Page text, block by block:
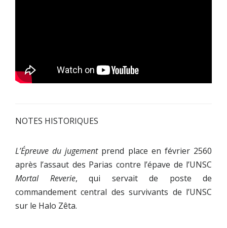
NOTES HISTORIQUES
L’Épreuve du jugementprend place en février 2560
après l’assaut des Parias contre l’épave de l’UNSC
Mortal Reverie, qui servait de poste de
commandement central des survivants de l’UNSC
sur le Halo Zêta.